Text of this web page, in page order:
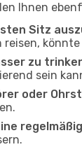
Ihnen
Sitz
reisen,
zu
sein
oder